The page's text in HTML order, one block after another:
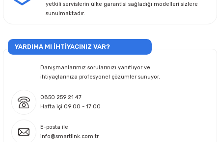
yetkili servislerin ülke garantisi sağladığı modelleri sizlere
sunulmaktadır.
YARDIMA MI İHTİYACINIZ VAR?
Danışmanlarımız sorularınızı yanıtlıyor ve
ihtiyaçlarınıza profesyonel çözümler sunuyor.
0850 259 21 47
Hafta içi 09:00 - 17:00
E-posta ile
info@smartlink.com.tr